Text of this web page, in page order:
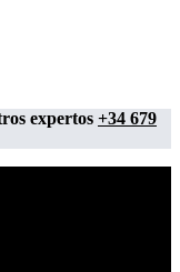
expertos +34 679